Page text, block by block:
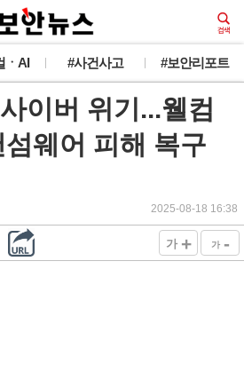
ㆍAI #사건사고 #보안리포트
이버 위기...웰컴
웨어 피해 복구
2025-08-18 16:38
가 + 가 -